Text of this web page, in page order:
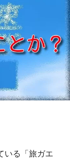
いる「旅ガエ